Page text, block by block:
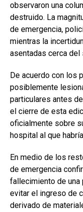
observaron una
destruido. La
de emergencia,
mientras la
asentadas cerca del
De acuerdo con los
posiblemente
particulares antes
el cierre de esta
oficialmente sobre
hospital al que
En medio de los
de emergencia
fallecimiento de una
evitar el ingreso de
derivado de